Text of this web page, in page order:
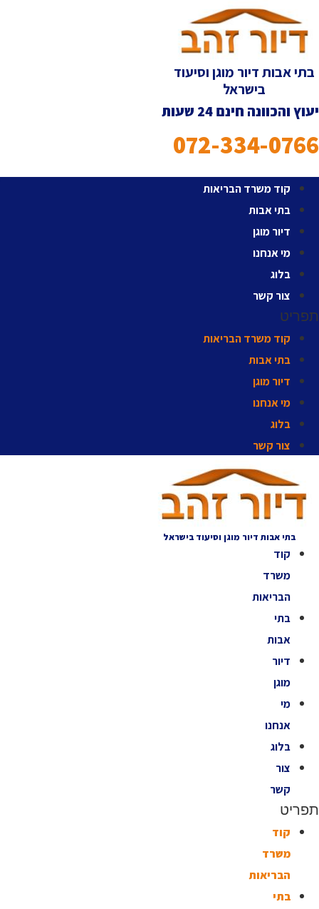
לתוכן
בתי אבות דיור מוגן וסיעוד
בישראל
יעוץ והכוונה חינם 24 שעות
072-334-0766
קוד משרד הבריאות
בתי אבות
דיור מוגן
מי אנחנו
בלוג
צור קשר
תפריט
קוד משרד הבריאות
בתי אבות
דיור מוגן
מי אנחנו
בלוג
צור קשר
בתי אבות דיור מוגן וסיעוד בישראל
קוד
משרד
הבריאות
בתי
אבות
דיור
מוגן
מי
אנחנו
בלוג
צור
קשר
תפריט
קוד
משרד
הבריאות
בתי